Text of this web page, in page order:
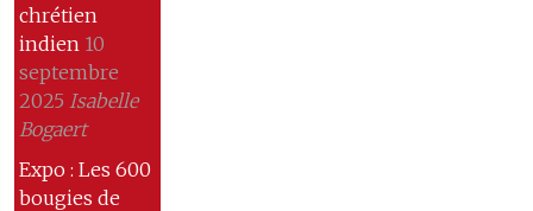
chrétien
indien 10
septembre
2025 Isabelle
Bogaert
Expo : Les 600
bougies de